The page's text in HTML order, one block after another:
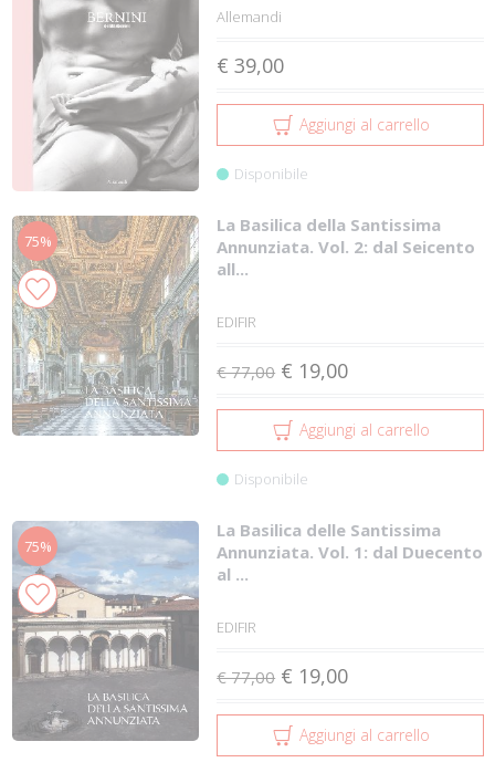
Allemandi
€ 39,00
Aggiungi al carrello
Disponibile
75%
La Basilica della Santissima
Annunziata. Vol. 2: dal Seicento
all...
EDIFIR
€ 77,00 € 19,00
Aggiungi al carrello
Disponibile
75%
La Basilica delle Santissima
Annunziata. Vol. 1: dal Duecento
al ...
EDIFIR
€ 77,00 € 19,00
Aggiungi al carrello